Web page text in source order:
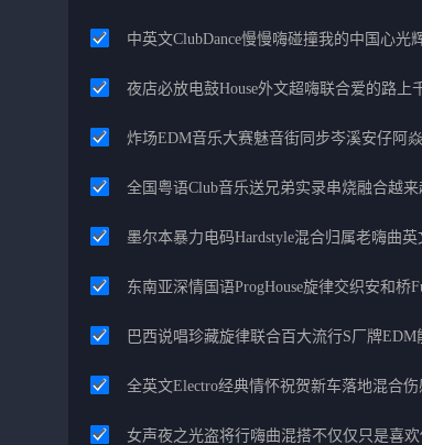
中英文ClubDance慢慢嗨碰撞我的中国心光
夜店必放电鼓House外文超嗨联合爱的路上
炸场EDM音乐大赛魅音街同步岑溪安仔阿
全国粤语Club音乐送兄弟实录串烧融合越
墨尔本暴力电码Hardstyle混合归属老嗨曲英
东南亚深情国语ProgHouse旋律交织安和桥
巴西说唱珍藏旋律联合百大流行S厂牌
全英文Electro经典情怀祝贺新车落地混合
女声夜之光盗将行嗨曲混搭不仅仅只是喜欢